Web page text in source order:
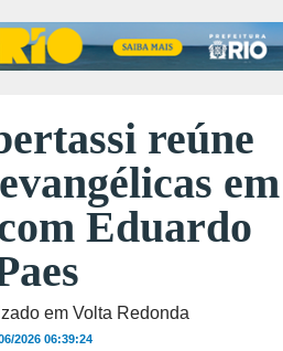
reúne
em
Eduardo
em Volta Redonda
2026 06:39:24